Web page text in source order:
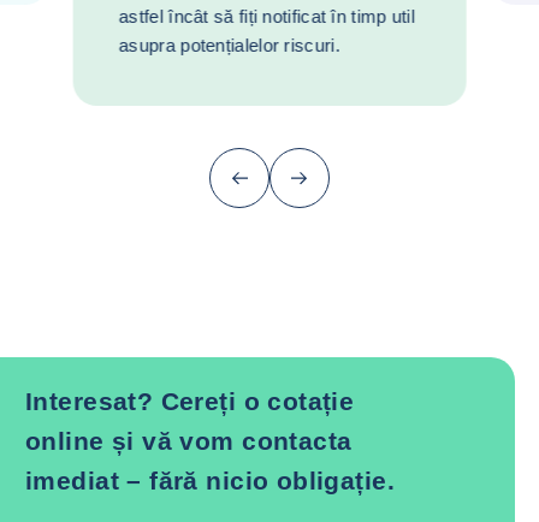
astfel încât să fiți notificat în timp util
asupra potențialelor riscuri.
Înapoi (înapoi la ultimul articol)
Următor
Interesat? Cereți o cotație
online și vă vom contacta
imediat – fără nicio obligație.